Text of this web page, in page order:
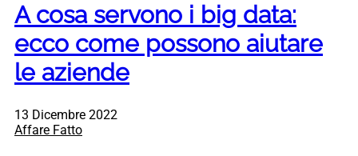
A cosa servono i big data:
ecco come possono aiutare
le aziende
13 Dicembre 2022
Affare Fatto